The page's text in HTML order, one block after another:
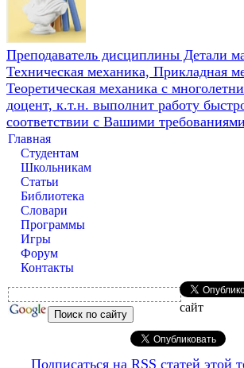
Преподаватель дисциплины Детали
Техническая механика, Прикладная
Теоретическая механика с
доцент, к.т.н. выполнит работу
соответствии с Вашими требованиями
Главная
Студентам
Школьникам
Статьи
Библиотека
Словари
Программы
Игры
Форум
Контакты
сайт
Подписаться на RSS статей этой